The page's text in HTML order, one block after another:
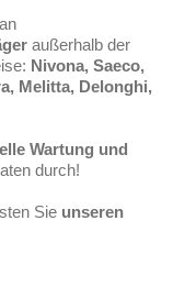
an
außerhalb der
Nivona, Saeco,
Melitta, Delonghi,
Wartung und
durch!
Sie unseren